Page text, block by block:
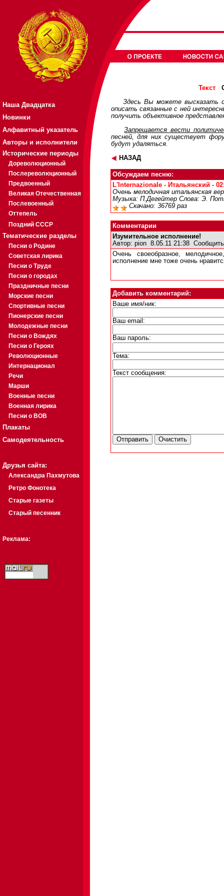
Наша Двадцатка
Новинки
Алфавитный указатель
Авторы и исполнители
Исторические периоды
Дореволюционный
Послереволюционный
Предвоенный
Великая Отечественная
Послевоенный
Оттепель
Поздний СССР
Тематические разделы
Песни о Родине
Советская лирика
Песни о Труде
Песни о городах
Праздничные песни
Морские песни
Спортивные песни
Пионерские песни
Молодежные песни
Песни о Вождях
Песни о Героях
Революционные
Интернационал
Речи
Марши
Военные песни
Военная лирика
Песни о ВОВ
Плакаты
Самодеятельность
Друзья сайта:
Александра Пахмутова
Ретро Фонотека
Старые газеты
Старый песенник
Реклама:
Текст
Здесь Вы можете высказать
описать связанные с ней
получить объективное
Запрещается вести
песней, для них существует
будут удаляться.
НАЗАД
Обсуждаем песню:
L'Internazionale - Итальянский -
Очень мелодичная итальянская
Музыка: П.Дегейтер Слова: Э.
Скачано: 36769 раз
Комментарии
Изумительное исполнение!
Автор: pion 8.05.11 21:38
Очень своеобразное,
исполнение мне тоже очень
Добавить комментарий:
Ваше имя/ник:
Ваш email:
Ваш пароль:
Тема:
Текст сообщения: